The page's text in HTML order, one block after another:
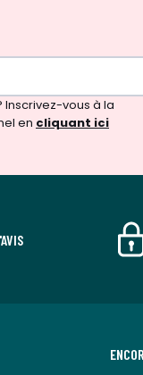
vous à la
en cliquant ici